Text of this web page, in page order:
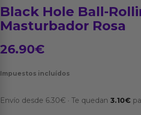
Black Hole Ball-
Masturbador Rosa
26.90€
Impuestos incluídos
Envío desde 6.30€ · Te quedan 3.10€